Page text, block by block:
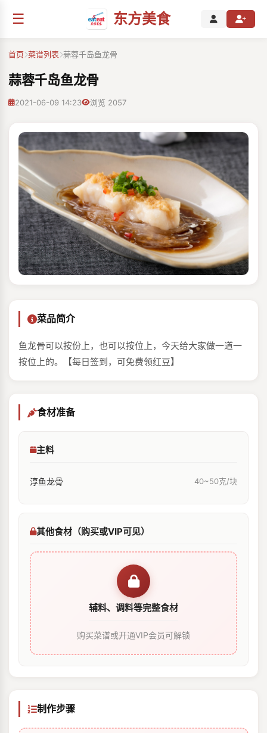
☰ 东方美食
首页 菜谱列表 蒜蓉千岛鱼龙骨
蒜蓉千岛鱼龙骨
2021-06-09 14:23 浏览 2057
菜品简介
鱼龙骨可以按份上，也可以按位上，今天给大家做一道一
按位上的。【每日签到，可免费领红豆】
食材准备
主料
淳鱼龙骨 40~50克/块
其他食材（购买或VIP可见）
辅料、调料等完整食材
购买菜谱或开通VIP会员可解锁
制作步骤